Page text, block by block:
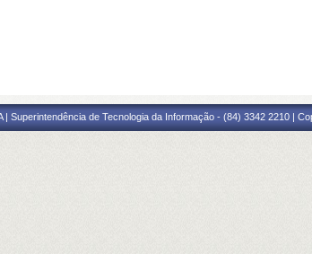
| Superintendência de Tecnologia da Informação - (84) 3342 2210 |